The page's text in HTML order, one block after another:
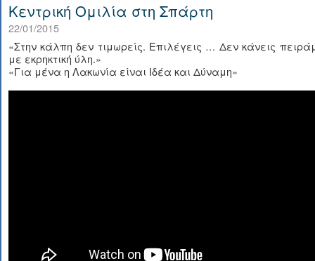
Κεντρική Ομιλία στη Σπάρτη
22/01/2015
«Στην κάλπη δεν τιμωρείς. Επιλέγεις … Δεν κάνεις
με εκρηκτική ύλη.»
«Για μένα η Λακωνία είναι Ιδέα και Δύναμη»